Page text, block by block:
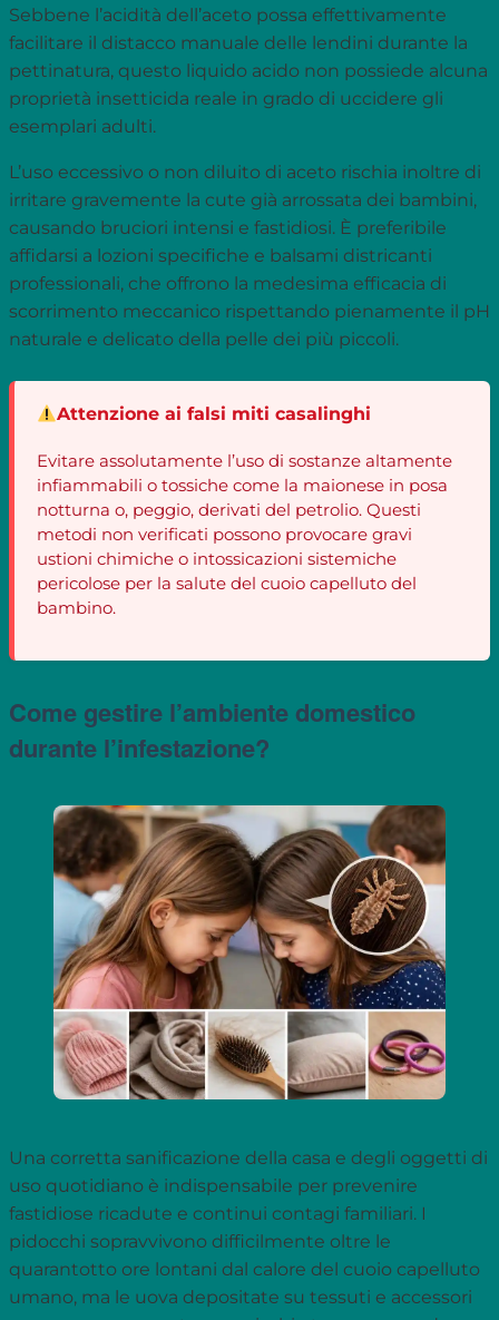
Sebbene l’acidità dell’aceto possa effettivamente
facilitare il distacco manuale delle lendini durante la
pettinatura, questo liquido acido non possiede alcuna
proprietà insetticida reale in grado di uccidere gli
esemplari adulti.
L’uso eccessivo o non diluito di aceto rischia inoltre di
irritare gravemente la cute già arrossata dei bambini,
causando bruciori intensi e fastidiosi. È preferibile
affidarsi a lozioni specifiche e balsami districanti
professionali, che offrono la medesima efficacia di
scorrimento meccanico rispettando pienamente il pH
naturale e delicato della pelle dei più piccoli.
Attenzione ai falsi miti casalinghi
Evitare assolutamente l’uso di sostanze altamente
infiammabili o tossiche come la maionese in posa
notturna o, peggio, derivati del petrolio. Questi
metodi non verificati possono provocare gravi
ustioni chimiche o intossicazioni sistemiche
pericolose per la salute del cuoio capelluto del
bambino.
Come gestire l’ambiente domestico
durante l’infestazione?
Una corretta sanificazione della casa e degli oggetti di
uso quotidiano è indispensabile per prevenire
fastidiose ricadute e continui contagi familiari. I
pidocchi sopravvivono difficilmente oltre le
quarantotto ore lontani dal calore del cuoio capelluto
umano, ma le uova depositate su tessuti e accessori